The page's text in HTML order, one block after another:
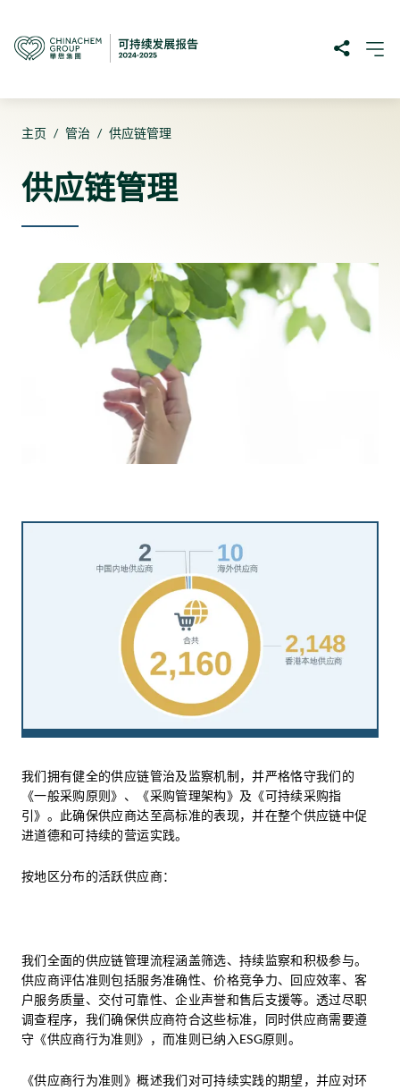
主页 / 管治 / 供应链管理
供应链管理
我们拥有健全的供应链管治及监察机制，并严格恪守我们的
《一般采购原则》、《采购管理架构》及《可持续采购指
引》。此确保供应商达至高标准的表现，并在整个供应链中促
进道德和可持续的营运实践。
按地区分布的活跃供应商：
我们全面的供应链管理流程涵盖筛选、持续监察和积极参与。
供应商评估准则包括服务准确性、价格竞争力、回应效率、客
户服务质量、交付可靠性、企业声誉和售后支援等。透过尽职
调查程序，我们确保供应商符合这些标准，同时供应商需要遵
守《供应商行为准则》，而准则已纳入ESG原则。
《供应商行为准则》概述我们对可持续实践的期望，并应对环